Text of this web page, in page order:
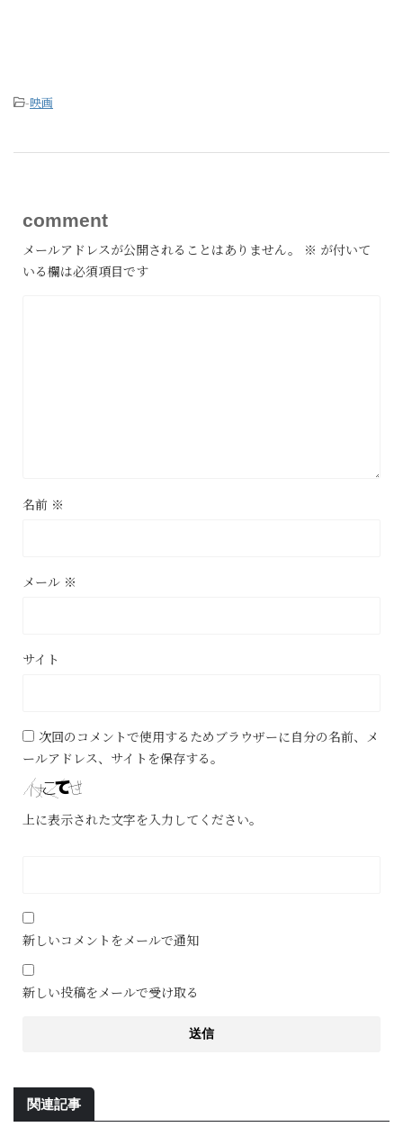
-映画
comment
メールアドレスが公開されることはありません。 ※ が付いて
いる欄は必須項目です
名前 ※
メール ※
サイト
次回のコメントで使用するためブラウザーに自分の名前、メ
ールアドレス、サイトを保存する。
上に表示された文字を入力してください。
新しいコメントをメールで通知
新しい投稿をメールで受け取る
関連記事